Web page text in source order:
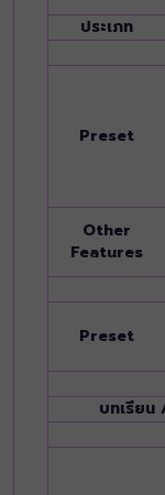
ประเภท
Preset
Other
Features
Preset
บทเรียน